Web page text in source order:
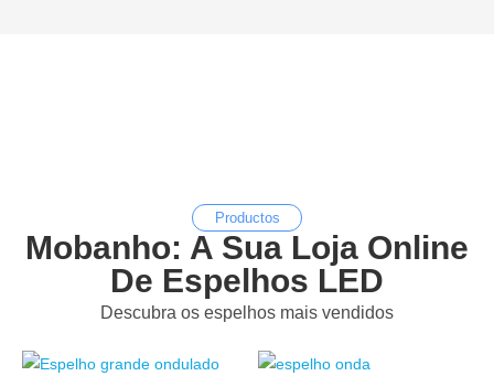
Productos
Mobanho: A Sua Loja Online
De Espelhos LED
Descubra os espelhos mais vendidos